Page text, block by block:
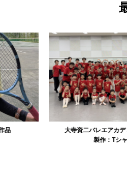
二バレエアカデミー様の作品
製